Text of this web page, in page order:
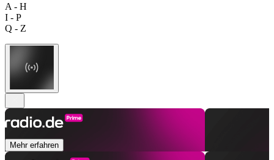
A - H
I - P
Q - Z
Mehr erfahren